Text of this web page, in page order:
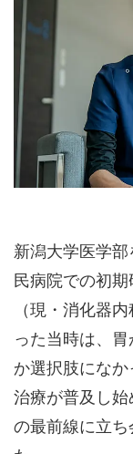
新潟大学医学
民病院での初
（現・消化器
った当時は、
か選択肢にな
治療が普及し
の最前線に立